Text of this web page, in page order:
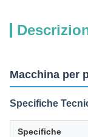
Macchina per
Specifiche
Specifiche